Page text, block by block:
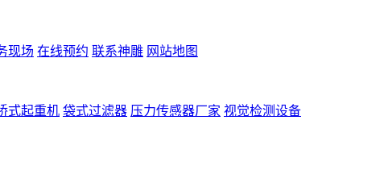
现场 在线预约 联系神雕 网站地图
式起重机 袋式过滤器 压力传感器厂家 视觉检测设备